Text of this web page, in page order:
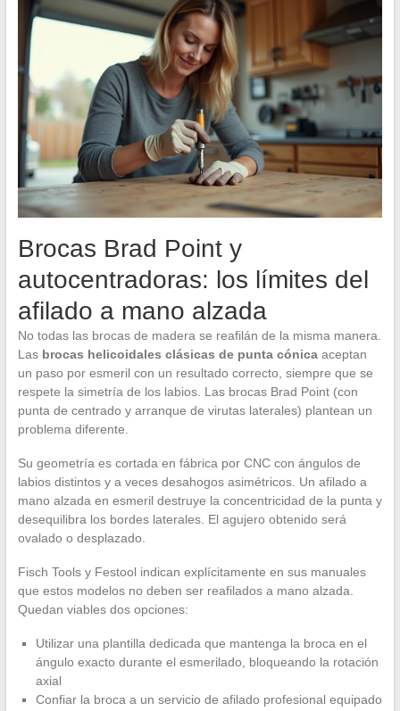
Brocas Brad Point y
autocentradoras: los límites del
afilado a mano alzada
No todas las brocas de madera se reafilán de la misma manera.
Las brocas helicoidales clásicas de punta cónicaaceptan
un paso por esmeril con un resultado correcto, siempre que se
respete la simetría de los labios. Las brocas Brad Point (con
punta de centrado y arranque de virutas laterales) plantean un
problema diferente.
Su geometría es cortada en fábrica por CNC con ángulos de
labios distintos y a veces desahogos asimétricos. Un afilado a
mano alzada en esmeril destruye la concentricidad de la punta y
desequilibra los bordes laterales. El agujero obtenido será
ovalado o desplazado.
Fisch Tools y Festool indican explícitamente en sus manuales
que estos modelos no deben ser reafilados a mano alzada.
Quedan viables dos opciones:
Utilizar una plantilla dedicada que mantenga la broca en el
ángulo exacto durante el esmerilado, bloqueando la rotación
axial
Confiar la broca a un servicio de afilado profesional equipado